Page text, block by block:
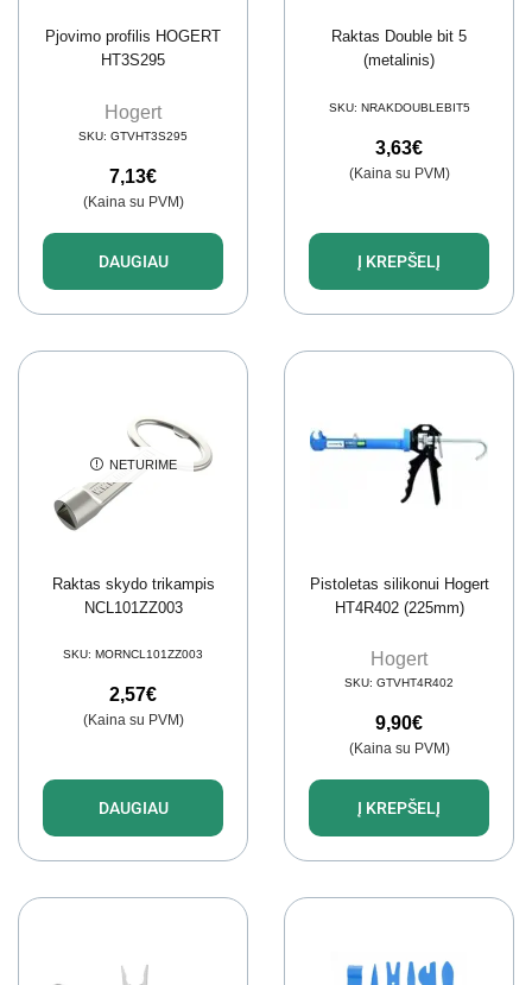
Pjovimo profilis HOGERT
HT3S295
Hogert
SKU: GTVHT3S295
7,13€
(Kaina su PVM)
DAUGIAU
Raktas Double bit 5
(metalinis)
SKU: NRAKDOUBLEBIT5
3,63€
(Kaina su PVM)
Į KREPŠELĮ
NETURIME
Raktas skydo trikampis
NCL101ZZ003
SKU: MORNCL101ZZ003
2,57€
(Kaina su PVM)
DAUGIAU
Pistoletas silikonui Hogert
HT4R402 (225mm)
Hogert
SKU: GTVHT4R402
9,90€
(Kaina su PVM)
Į KREPŠELĮ